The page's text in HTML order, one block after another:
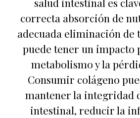
correcta absorción de
adecuada eliminación de
puede tener un impacto
metabolismo y la
Consumir colágeno
mantener la integridad
intestinal, reducir la